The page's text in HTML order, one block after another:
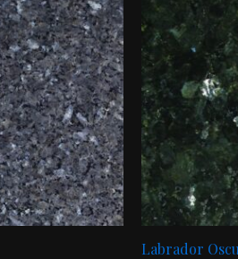
Labrador